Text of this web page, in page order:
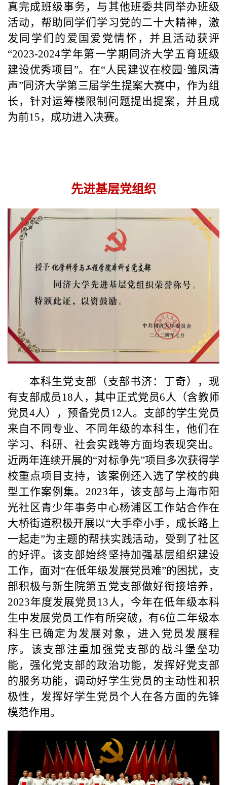
真完成班级事务，与其他班委共同举办班级
活动，帮助同学们学习党的二十大精神，激
发同学们的爱国爱党情怀，并且活动获评
“2023-2024学年第一学期同济大学五育班级
建设优秀项目 ”。在“人民建议在校园 ·雏凤清
声”同济大学第三届学生提案大赛中，作为组
长，针对运筹楼限制问题提出提案，并且成
为前15，成功进入决赛。
先进基层党组织
本科生党支部（支部书济：丁奇），现
有支部成员 18人，其中正式党员6人（含教师
党员4人），预备党员 12人。支部的学生党员
来自不同专业、不同年级的本科生，他们在
学习、科研、社会实践等方面均表现突出。
近两年连续开展的“对标争先”项目多次获得学
校重点项目支持，该案例还入选了学校的典
型工作案例集。 2023年，该支部与上海市阳
光社区青少年事务中心杨浦区工作站合作在
大桥街道积极开展以“大手牵小手，成长路上
一起走”为主题的帮扶实践活动，受到了社区
的好评。该支部始终坚持加强基层组织建设
工作，面对“在低年级发展党员难”的困扰，支
部积极与新生院第五党支部做好衔接培养，
2023年度发展党员 13人，今年在低年级本科
生中发展党员工作有所突破，有6位二年级本
科生已确定为发展对象，进入党员发展程
序。该支部注重加强党支部的战斗堡垒功
能，强化党支部的政治功能，发挥好党支部
的服务功能，调动好学生党员的主动性和积
极性，发挥好学生党员个人在各方面的先锋
模范作用。